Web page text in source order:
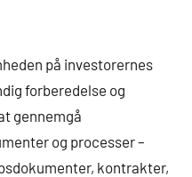
på investorernes
forberedelse og
gennemgå
og processer –
kontrakter,